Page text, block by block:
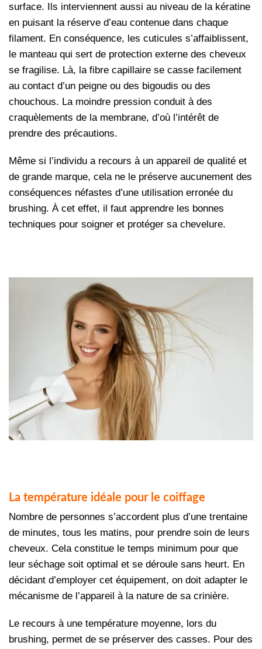
surface. Ils interviennent aussi au niveau de la kératine
en puisant la réserve d’eau contenue dans chaque
filament. En conséquence, les cuticules s’affaiblissent,
le manteau qui sert de protection externe des cheveux
se fragilise. Là, la fibre capillaire se casse facilement
au contact d’un peigne ou des bigoudis ou des
chouchous. La moindre pression conduit à des
craquèlements de la membrane, d’où l’intérêt de
prendre des précautions.
Même si l’individu a recours à un appareil de qualité et
de grande marque, cela ne le préserve aucunement des
conséquences néfastes d’une utilisation erronée du
brushing. À cet effet, il faut apprendre les bonnes
techniques pour soigner et protéger sa chevelure.
La température idéale pour le coiffage
Nombre de personnes s’accordent plus d’une trentaine
de minutes, tous les matins, pour prendre soin de leurs
cheveux. Cela constitue le temps minimum pour que
leur séchage soit optimal et se déroule sans heurt. En
décidant d’employer cet équipement, on doit adapter le
mécanisme de l’appareil à la nature de sa crinière.
Le recours à une température moyenne, lors du
brushing, permet de se préserver des casses. Pour des